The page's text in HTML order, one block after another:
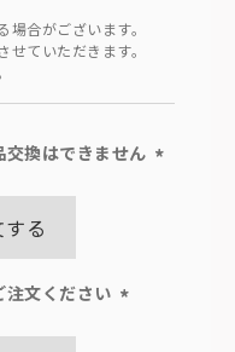
合がございます。
ていただきます。
換はできません
る
注文ください